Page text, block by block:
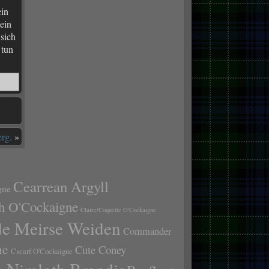
»
Cearrean Argyll
O'Cockaigne Claire/Coquette O'Cockaigne
Meirse Weiden Commander
Cscarf O'Cockaigne Cute Coney